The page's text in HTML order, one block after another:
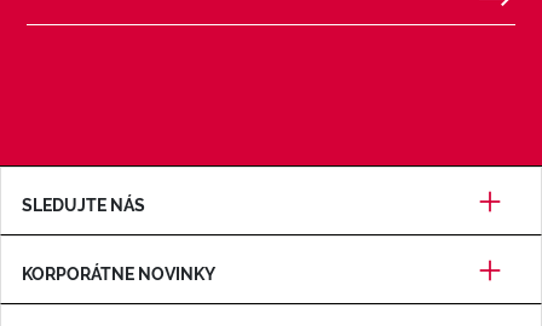
SLEDUJTE NÁS
KORPORÁTNE NOVINKY